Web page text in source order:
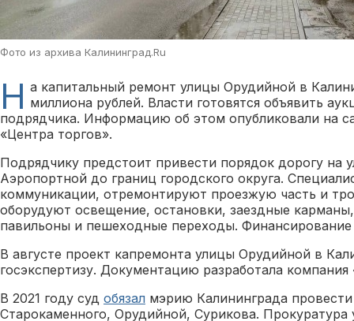
Фото из архива Калининград.Ru
Н а капитальный ремонт улицы Орудийной в
миллиона рублей. Власти готовятся объявить
подрядчика. Информацию об этом опубликовали на
«Центра торгов».
Подрядчику предстоит привести порядок дорогу на
Аэропортной до границ городского округа.
коммуникации, отремонтируют проезжую часть и
оборудуют освещение, остановки, заездные
павильоны и пешеходные переходы. Финансирование
В августе проект капремонта улицы Орудийной в
госэкспертизу. Документацию разработала компания
В 2021 году суд обязал мэрию Калининграда
Старокаменного, Орудийной, Сурикова. Прокуратура